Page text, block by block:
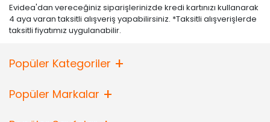
Evidea'dan vereceğiniz siparişlerinizde kredi kartınızı kullanarak
4 aya varan taksitli alışveriş yapabilirsiniz. *Taksitli alışverişlerde
taksitli fiyatımız uygulanabilir.
Popüler Kategoriler
Popüler Markalar